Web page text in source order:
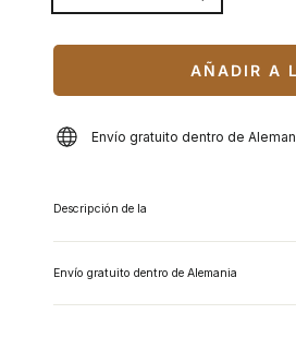
AÑADIR A
Envío gratuito dentro de
Descripción de la
Envío gratuito dentro de Alemania